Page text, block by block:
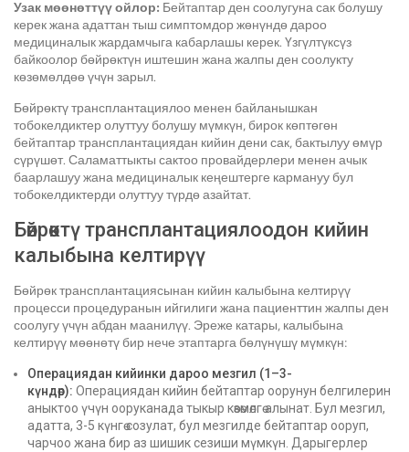
Узак мөөнөттүү ойлор: Бейтаптар ден соолугуна сак болушу
керек жана адаттан тыш симптомдор жөнүндө дароо
медициналык жардамчыга кабарлашы керек. Үзгүлтүксүз
байкоолор бөйрөктүн иштешин жана жалпы ден соолукту
көзөмөлдөө үчүн зарыл.
Бөйрөктү трансплантациялоо менен байланышкан
тобокелдиктер олуттуу болушу мүмкүн, бирок көптөгөн
бейтаптар трансплантациядан кийин дени сак, бактылуу өмүр
сүрүшөт. Саламаттыкты сактоо провайдерлери менен ачык
баарлашуу жана медициналык кеңештерге кармануу бул
тобокелдиктерди олуттуу түрдө азайтат.
Бөйрөктү трансплантациялоодон кийин
калыбына келтирүү
Бөйрөк трансплантациясынан кийин калыбына келтирүү
процесси процедуранын ийгилиги жана пациенттин жалпы ден
соолугу үчүн абдан маанилүү. Эреже катары, калыбына
келтирүү мөөнөтү бир нече этаптарга бөлүнүшү мүмкүн:
Операциядан кийинки дароо мезгил (1–3-
күндөр): Операциядан кийин бейтаптар оорунун белгилерин
аныктоо үчүн ооруканада тыкыр көзөмөлгө алынат. Бул мезгил,
адатта, 3-5 күнгө созулат, бул мезгилде бейтаптар ооруп,
чарчоо жана бир аз шишик сезиши мүмкүн. Дарыгерлер